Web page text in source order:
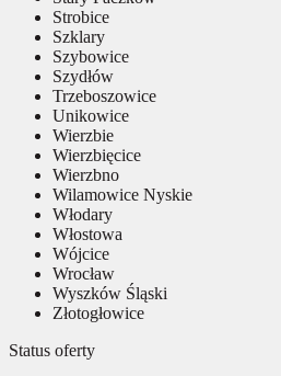
Strobice
Szklary
Szybowice
Szydłów
Trzeboszowice
Unikowice
Wierzbie
Wierzbięcice
Wierzbno
Wilamowice Nyskie
Włodary
Włostowa
Wójcice
Wrocław
Wyszków Śląski
Złotogłowice
Status oferty